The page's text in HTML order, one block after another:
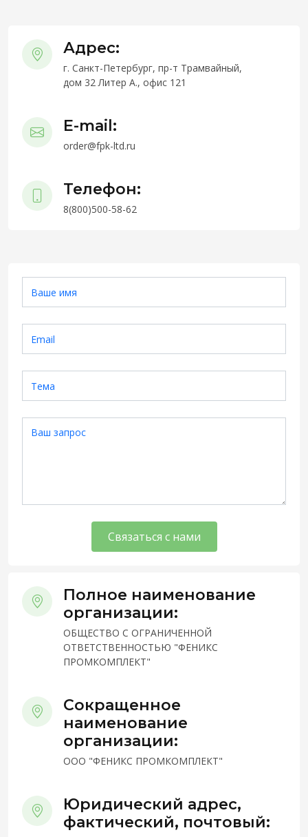
Адрес:
г. Санкт-Петербург, пр-т Трамвайный,
дом 32 Литер А., офис 121
E-mail:
order@fpk-ltd.ru
Телефон:
8(800)500-58-62
Связаться с нами
Полное наименование
организации:
ОБЩЕСТВО С ОГРАНИЧЕННОЙ
ОТВЕТСТВЕННОСТЬЮ "ФЕНИКС
ПРОМКОМПЛЕКТ"
Сокращенное
наименование
организации:
ООО "ФЕНИКС ПРОМКОМПЛЕКТ"
Юридический адрес,
фактический, почтовый: